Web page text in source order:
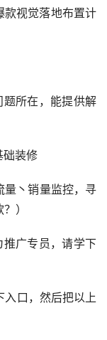
视觉落地布置计
所在，能提供解
装修
量丶销量监控，寻
）
广专员，请学下
口，然后把以上